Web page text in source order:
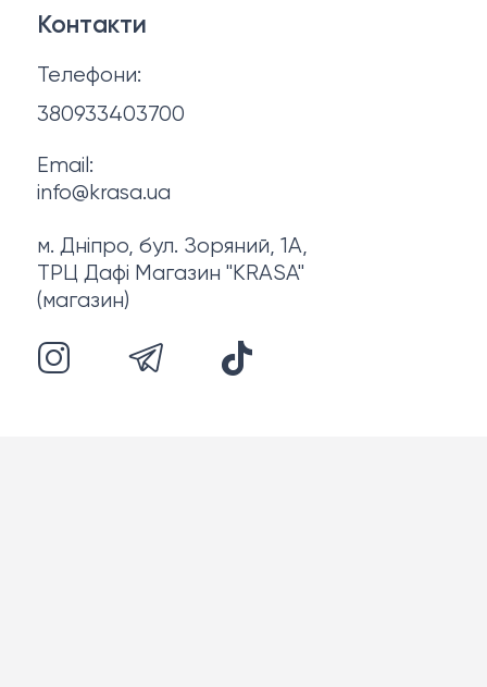
Політика конфіденційності
Про нас
Контакти
Телефони:
380933403700
Email:
info@krasa.ua
м. Дніпро, бул. Зоряний, 1А,
ТРЦ Дафі Магазин "KRASA"
(магазин)